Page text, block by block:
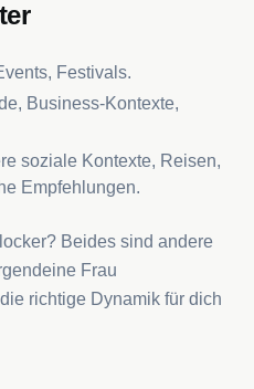
Festivals.
Business-Kontexte,
soziale Kontexte, Reisen,
Empfehlungen.
Beides sind andere
Frau
richtige Dynamik für dich